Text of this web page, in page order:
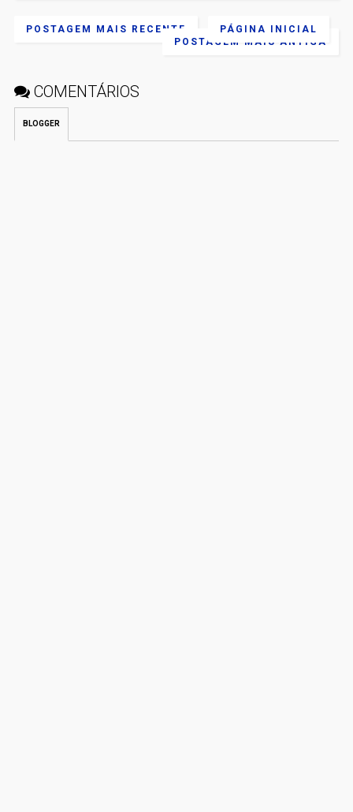
POSTAGEM MAIS RECENTE
POSTAGEM MAIS ANTIGA
PÁGINA INICIAL
COMENTÁRIOS
BLOGGER